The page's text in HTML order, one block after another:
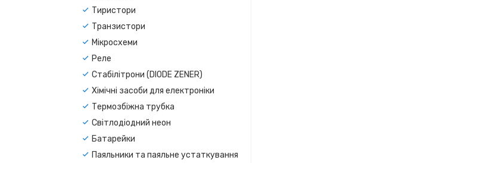
Тиристори
Транзистори
Мікросхеми
Реле
Стабілітрони (DIODE ZENER)
Хімічні засоби для електроніки
Термозбіжна трубка
Світлодіодний неон
Батарейки
Паяльники та паяльне устаткування